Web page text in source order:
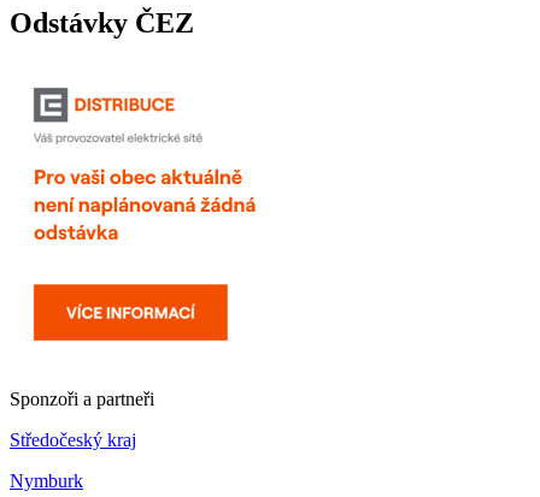
Odstávky ČEZ
Sponzoři a partneři
Středočeský kraj
Nymburk